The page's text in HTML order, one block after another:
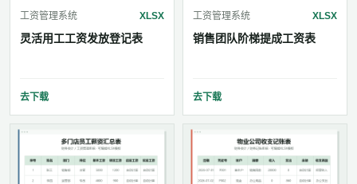
工资管理系统 XLSX
灵活用工工资发放登记表
去下载
工资管理系统 XLSX
销售团队阶梯提成工资表
去下载